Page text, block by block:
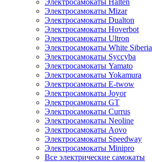
Электросамокаты Halten
Электросамокаты Mizar
Электросамокаты Dualton
Электросамокаты Hoverbot
Электросамокаты Ultron
Электросамокаты White Siberia
Электросамокаты Syccyba
Электросамокаты Yamato
Электросамокаты Yokamura
Электросамокаты E-twow
Электросамокаты Joyor
Электросамокаты GT
Электросамокаты Currus
Электросамокаты Neoline
Электросамокаты Aovo
Электросамокаты Speedway
Электросамокаты Minipro
Все электрические самокаты